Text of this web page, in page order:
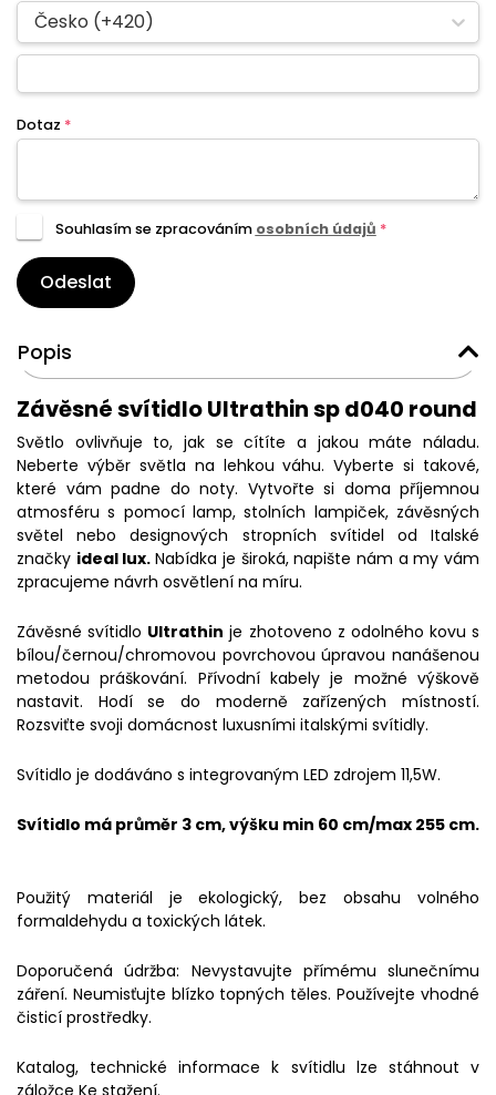
Česko (+420)
Dotaz *
Souhlasím se zpracováním osobních údajů *
Odeslat
Popis
Závěsné svítidlo Ultrathin sp d040 round
Světlo ovlivňuje to, jak se cítíte a jakou máte náladu.
Neberte výběr světla na lehkou váhu. Vyberte si takové,
které vám padne do noty. Vytvořte si doma příjemnou
atmosféru s pomocí lamp, stolních lampiček, závěsných
světel nebo designových stropních svítidel od Italské
značky ideal lux.Nabídka je široká, napište nám a my vám
zpracujeme návrh osvětlení na míru.
Závěsné svítidlo Ultrathin je zhotoveno z odolného kovu s
bílou/černou/chromovou povrchovou úpravou nanášenou
metodou práškování. Přívodní kabely je možné výškově
nastavit. Hodí se do moderně zařízených místností.
Rozsviťte svoji domácnost luxusními italskými svítidly.
Svítidlo je dodáváno s integrovaným LED zdrojem 11,5W.
Svítidlo má průměr 3 cm, výšku min 60 cm/max 255 cm.
Použitý materiál je ekologický, bez obsahu volného
formaldehydu a toxických látek.
Doporučená údržba: Nevystavujte přímému slunečnímu
záření. Neumisťujte blízko topných těles. Používejte vhodné
čisticí prostředky.
Katalog, technické informace k svítidlu lze stáhnout v
záložce Ke stažení.